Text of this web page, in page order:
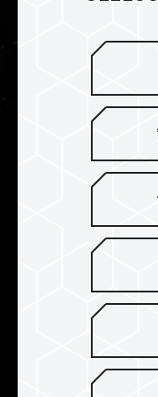
El código
(ECC)
Además de tener
corrección de
CREATE
ECC para